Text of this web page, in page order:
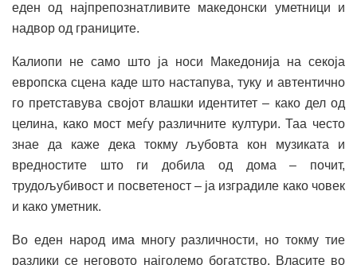
еден од најпрепознатливите македонски уметници и
надвор од границите.
Калиопи не само што ја носи Македонија на секоја
европска сцена каде што настапува, туку и автентично
го претставува својот влашки идентитет – како дел од
целина, како мост меѓу различните култури. Таа често
знае да каже дека токму љубовта кон музиката и
вредностите што ги добила од дома – почит,
трудољубивост и посветеност – ја изградиле како човек
и како уметник.
Во еден народ има многу различности, но токму тие
разлики се неговото најголемо богатство. Власите во